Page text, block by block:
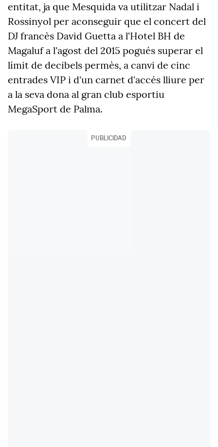
entitat, ja que Mesquida va utilitzar Nadal i
Rossinyol per aconseguir que el concert del
DJ francès David Guetta a l'Hotel BH de
Magaluf a l'agost del 2015 pogués superar el
límit de decibels permès, a canvi de cinc
entrades VIP i d'un carnet d'accés lliure per
a la seva dona al gran club esportiu
MegaSport de Palma.
PUBLICIDAD